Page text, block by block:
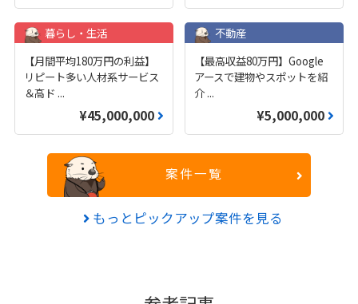
暮らし・生活
【月間平均180万円の利益】
リピート多い人材系サービス
＆高ド ...
¥45,000,000
不動産
【最高収益80万円】Google
アースで建物やスポットを紹
介 ...
¥5,000,000
案件一覧
もっとピックアップ案件を見る